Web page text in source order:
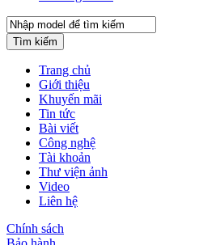
Tìm kiếm
Trang chủ
Giới thiệu
Khuyến mãi
Tin tức
Bài viết
Công nghệ
Tài khoản
Thư viện ảnh
Video
Liên hệ
Chính sách